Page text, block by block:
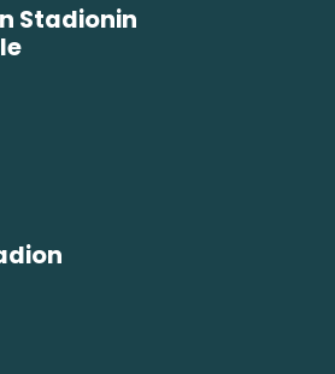
Stadionin